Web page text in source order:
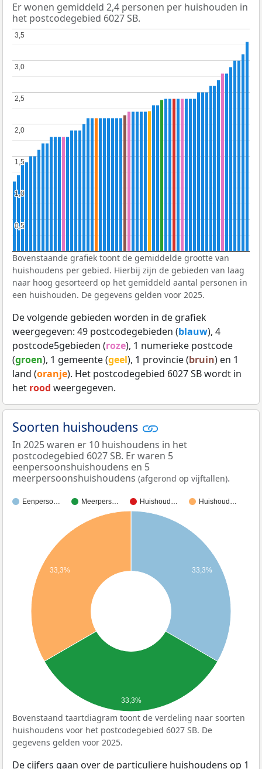
Er wonen gemiddeld 2,4 personen per huishouden in
het postcodegebied 6027 SB.
0,5
0,5
1,0
1,0
1,5
1,5
2,0
2,0
2,5
2,5
3,0
3,0
3,5
3,5
Bovenstaande grafiek toont de gemiddelde grootte van
huishoudens per gebied. Hierbij zijn de gebieden van laag
naar hoog gesorteerd op het gemiddeld aantal personen in
een huishouden. De gegevens gelden voor 2025.
De volgende gebieden worden in de grafiek
weergegeven: 49 postcodegebieden (blauw), 4
postcode5gebieden (roze), 1 numerieke postcode
(groen), 1 gemeente (geel), 1 provincie (bruin) en 1
land (oranje). Het postcodegebied 6027 SB wordt in
het rood weergegeven.
Soorten huishoudens
In 2025 waren er 10 huishoudens in het
postcodegebied 6027 SB. Er waren 5
eenpersoonshuishoudens en 5
meerpersoonshuishoudens (afgerond op vijftallen).
Eenperso… Meerpers… Huishoud… Huishoud…
33,3%
33,3%
33,3%
Bovenstaand taartdiagram toont de verdeling naar soorten
huishoudens voor het postcodegebied 6027 SB. De
gegevens gelden voor 2025.
De cijfers gaan over de particuliere huishoudens op 1